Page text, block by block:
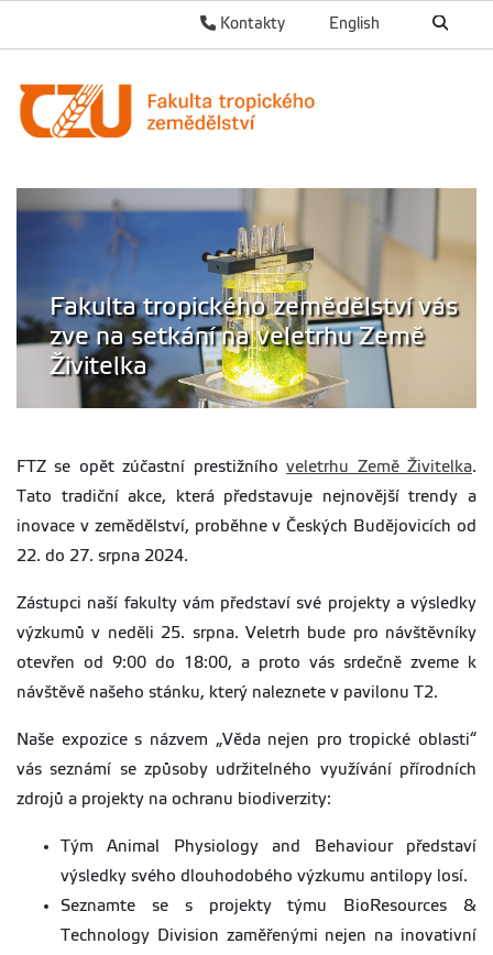
English
Kontakty
Fakulta tropického zemědělství vás
zve na setkání na veletrhu Země
Živitelka
FTZ se opět zúčastní prestižníhoveletrhu Země Živitelka.
Tato tradiční akce, která představuje nejnovější trendy a
inovace v zemědělství, proběhne v Českých Budějovicích od
22. do 27. srpna 2024.
Zástupci naší fakulty vám představí své projekty a výsledky
výzkumů v neděli 25. srpna. Veletrh bude pro návštěvníky
otevřen od 9:00 do 18:00, a proto vás srdečně zveme k
návštěvě našeho stánku, který naleznete v pavilonu T2.
Naše expozice s názvem „Věda nejen pro tropické oblasti“
vás seznámí se způsoby udržitelného využívání přírodních
zdrojů a projekty na ochranu biodiverzity:
Tým Animal Physiology and Behaviour představí
výsledky svého dlouhodobého výzkumu antilopy losí.
Seznamte se s projekty týmu BioResources &
Technology Division zaměřenými nejen na inovativní